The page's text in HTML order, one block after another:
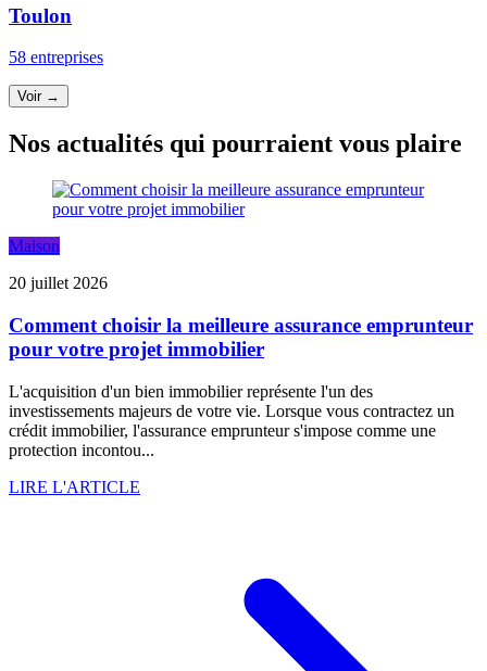
Toulon
58 entreprises
Voir →
Nos actualités qui pourraient vous plaire
Maison
20 juillet 2026
Comment choisir la meilleure assurance emprunteur
pour votre projet immobilier
L'acquisition d'un bien immobilier représente l'un des
investissements majeurs de votre vie. Lorsque vous contractez un
crédit immobilier, l'assurance emprunteur s'impose comme une
protection incontou...
LIRE L'ARTICLE